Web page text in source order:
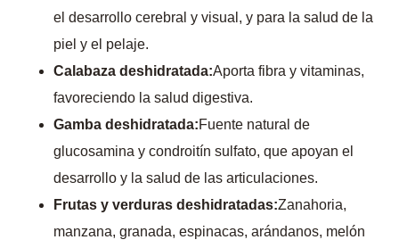
el desarrollo cerebral y visual, y para la salud de la
piel y el pelaje.
Calabaza deshidratada:Aporta fibra y vitaminas,
favoreciendo la salud digestiva.
Gamba deshidratada:Fuente natural de
glucosamina y condroitín sulfato, que apoyan el
desarrollo y la salud de las articulaciones.
Frutas y verduras deshidratadas:Zanahoria,
manzana, granada, espinacas, arándanos, melón